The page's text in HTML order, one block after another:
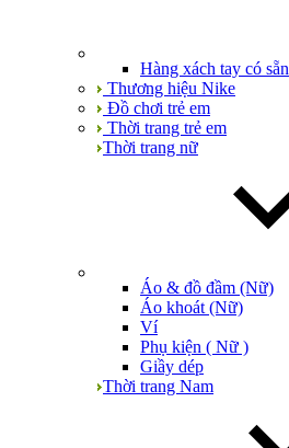
Hàng xách tay có sẵn
Thương hiệu Nike
Đồ chơi trẻ em
Thời trang trẻ em
Thời trang nữ
Áo & đồ đầm (Nữ)
Áo khoát (Nữ)
Ví
Phụ kiện ( Nữ )
Giầy dép
Thời trang Nam